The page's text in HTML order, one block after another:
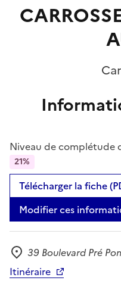
Niveau de complétude
21%
Télécharger la fiche
Modifier ces
Adresse
39 Boulevard Pré
Itinéraire